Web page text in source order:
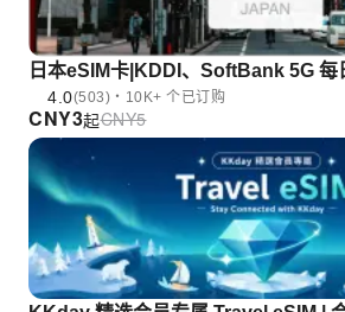
日本eSIM卡|KDDI、SoftBank 5G 每
4.0(503)・10K+ 个已订购
CNY3起CNY5